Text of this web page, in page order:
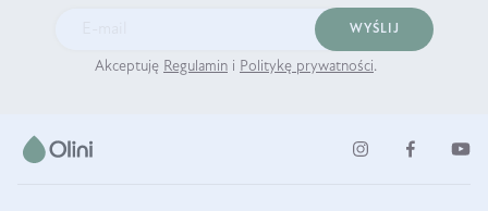
WYŚLIJ
Akceptuję Regulamin i Politykę prywatności.